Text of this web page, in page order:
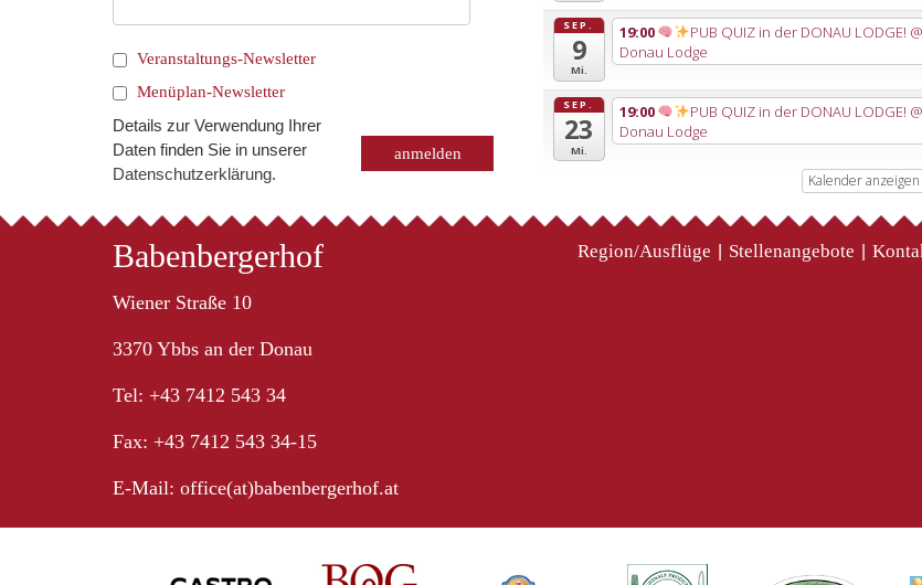
Veranstaltungs-Newsletter
Menüplan-Newsletter
Details zur Verwendung Ihrer
Daten finden Sie in unserer
Datenschutzerklärung.
SEP.
9
Mi.
19:00 PUB QUIZ in der DONAU LODGE! @
Donau Lodge
SEP.
23
Mi.
19:00 PUB QUIZ in der DONAU LODGE! @
Donau Lodge
Kalender anzeigen
Babenbergerhof
Wiener Straße 10
3370 Ybbs an der Donau
Tel: +43 7412 543 34
Fax: +43 7412 543 34-15
E-Mail: office(at)babenbergerhof.at
Region/Ausflüge Stellenangebote